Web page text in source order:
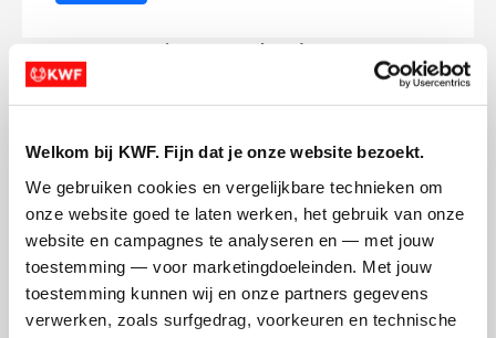
Welkom bij KWF. Fijn dat je onze website bezoekt.
We gebruiken cookies en vergelijkbare technieken om
onze website goed te laten werken, het gebruik van onze
website en campagnes te analyseren en — met jouw
toestemming — voor marketingdoeleinden. Met jouw
toestemming kunnen wij en onze partners gegevens
verwerken, zoals surfgedrag, voorkeuren en technische
Lieuwe's badges